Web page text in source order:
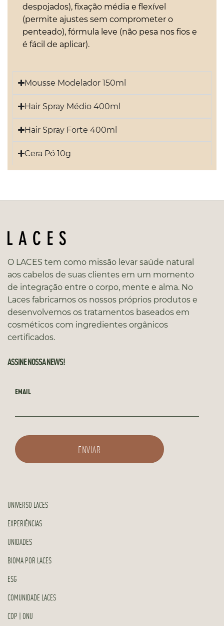
despojados), fixação média e flexível
(permite ajustes sem comprometer o
penteado), fórmula leve (não pesa nos fios e
é fácil de aplicar).
Mousse Modelador 150ml
Hair Spray Médio 400ml
Hair Spray Forte 400ml
Cera Pó 10g
O LACES tem como missão levar saúde natural
aos cabelos de suas clientes em um momento
de integração entre o corpo, mente e alma. No
Laces fabricamos os nossos próprios produtos e
desenvolvemos os tratamentos baseados em
cosméticos com ingredientes orgânicos
certificados.
ASSINE NOSSA NEWS!
EMAIL
UNIVERSO LACES
EXPERIÊNCIAS
UNIDADES
BIOMA POR LACES
ESG
COMUNIDADE LACES
COP | ONU